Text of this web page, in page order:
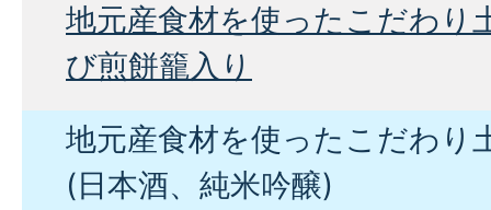
地元産食材を使ったこだわり
び煎餅籠入り
地元産食材を使ったこだわり
(日本酒、純米吟醸)